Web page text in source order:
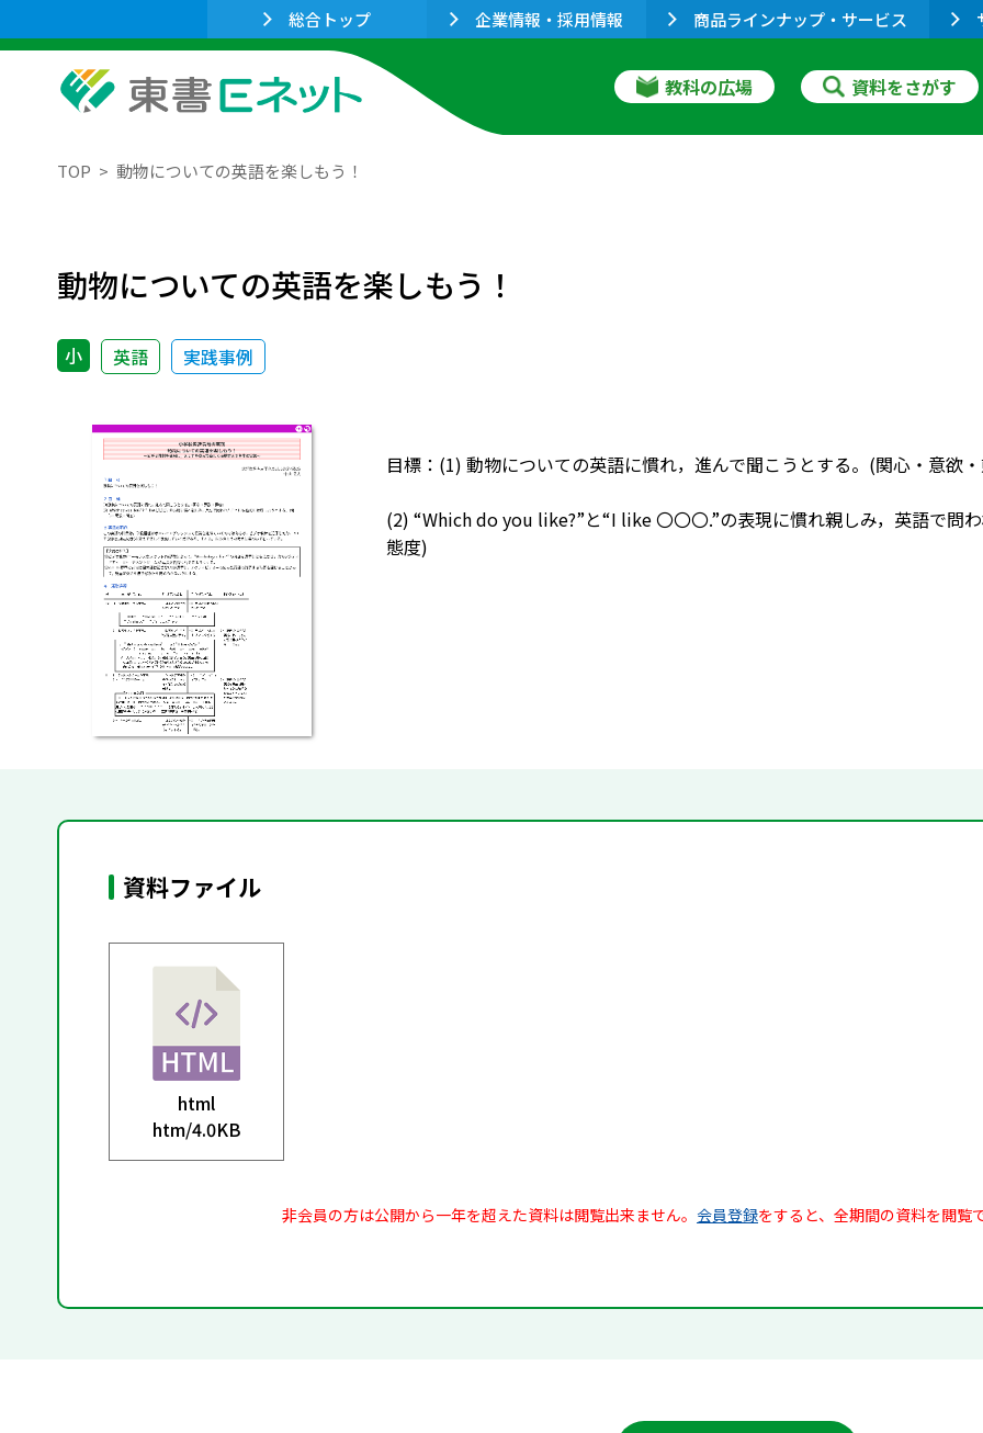
総合トップ 企業情報・採用情報 商品ラインナップ・サービス
教科の広場 資料をさがす
TOP 動物についての英語を楽しもう！
動物についての英語を楽しもう！
小 英語 実践事例
目標：(1) 動物についての英語に慣れ，進んで聞こうとする。(関心・意欲
(2) “Which do you like?”と“I like 〇〇〇.”の表現に慣れ親しみ，英語で問
態度)
資料ファイル
html
htm/4.0KB
非会員の方は公開から一年を超えた資料は閲覧出来ません。 会員登録をすると、全期間の資料を閲覧